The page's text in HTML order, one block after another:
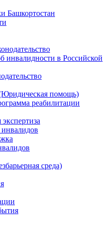
Башкортостан
инвалидности в Российской
помощь)
реабилитации
среда)